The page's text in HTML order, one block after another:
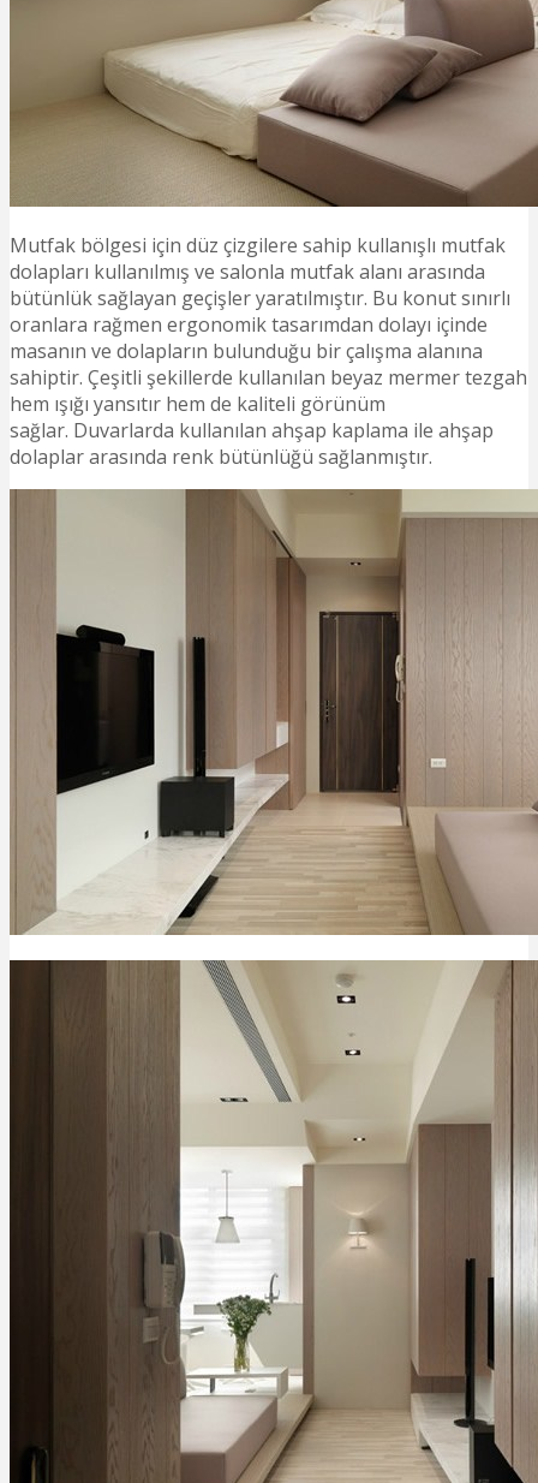
Mutfak bölgesi için düz çizgilere sahip kullanışlı mutfak
dolapları kullanılmış ve salonla mutfak alanı arasında
bütünlük sağlayan geçişler yaratılmıştır. Bu konut sınırlı
oranlara rağmen ergonomik tasarımdan dolayı içinde
masanın ve dolapların bulunduğu bir çalışma alanına
sahiptir. Çeşitli şekillerde kullanılan beyaz mermer tezgah
hem ışığı yansıtır hem de kaliteli görünüm
sağlar. Duvarlarda kullanılan ahşap kaplama ile ahşap
dolaplar arasında renk bütünlüğü sağlanmıştır.